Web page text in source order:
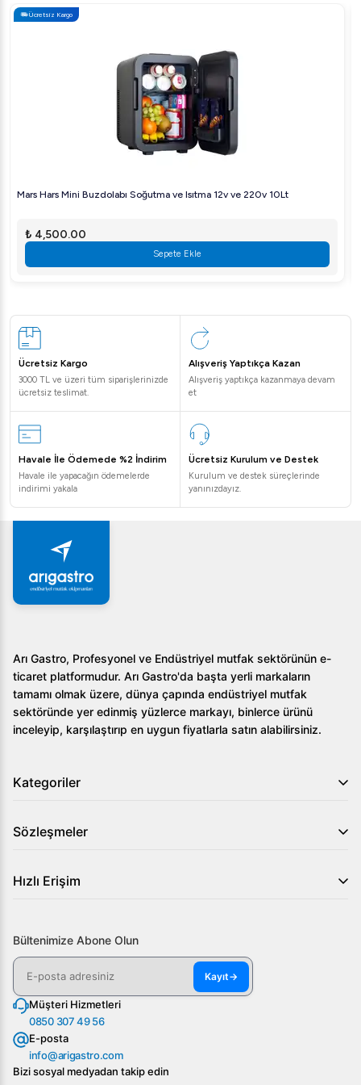
Ücretsiz Kargo
Mars Hars Mini Buzdolabı Soğutma ve Isıtma 12v ve 220v 10Lt
₺ 4,500.00
Sepete Ekle
Ücretsiz Kargo
3000 TL ve üzeri tüm siparişlerinizde
ücretsiz teslimat.
Alışveriş Yaptıkça Kazan
Alışveriş yaptıkça kazanmaya devam
et
Havale İle Ödemede %2 İndirim
Havale ile yapacağın ödemelerde
indirimi yakala
Ücretsiz Kurulum ve Destek
Kurulum ve destek süreçlerinde
yanınızdayız.
Arı Gastro, Profesyonel ve Endüstriyel mutfak sektörünün e-
ticaret platformudur. Arı Gastro'da başta yerli markaların
tamamı olmak üzere, dünya çapında endüstriyel mutfak
sektöründe yer edinmiş yüzlerce markayı, binlerce ürünü
inceleyip, karşılaştırıp en uygun fiyatlarla satın alabilirsiniz.
Kategoriler
Sözleşmeler
Hızlı Erişim
Bültenimize Abone Olun
Kayıt→
Müşteri Hizmetleri
0850 307 49 56
E-posta
info@arigastro.com
Bizi sosyal medyadan takip edin